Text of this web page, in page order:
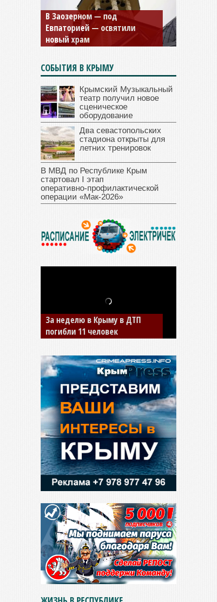
Мужской монастырь Косьмы
и Дамиана в Крыму вновь
открыт для посещения
СОБЫТИЯ В КРЫМУ
Крымский Музыкальный
театр получил новое
сценическое
оборудование
Два севастопольских
стадиона открыты для
летних тренировок
В МВД по Республике Крым
стартовал I этап
оперативно‑профилактической
операции «Мак‑2026»
В Джанкое водитель ВАЗа
сбил двух детей на «зебре»